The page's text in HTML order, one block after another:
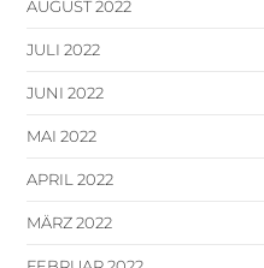
AUGUST 2022
JULI 2022
JUNI 2022
MAI 2022
APRIL 2022
MÄRZ 2022